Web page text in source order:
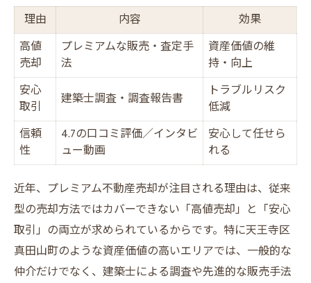
理由 内容
効果
高値
売却
プレミアムな販売・査定手
法
資産価値の維
持・向上
安心
取引
建築士調査・調査報告書
トラブルリスク
低減
信頼
性
4.7の口コミ評価／インタビ
ュー動画
安心して任せら
れる
近年、プレミアム不動産売却が注目される理由は、従来
型の売却方法ではカバーできない「高値売却」と「安心
取引」の両立が求められているからです。特に天王寺区
真田山町のような資産価値の高いエリアでは、一般的な
仲介だけでなく、建築士による調査や先進的な販売手法